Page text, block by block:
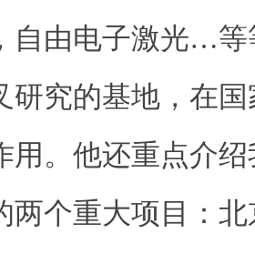
自由电子激光…等
研究的基地，在
用。他还重点介
两个重大项目：